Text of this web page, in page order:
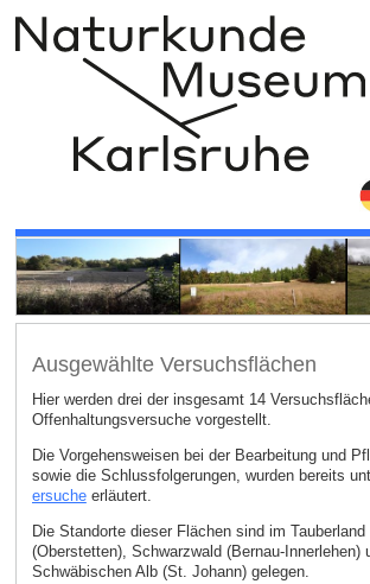
Ausgewählte Versuchsflächen
Hier werden drei der insgesamt 14
Offenhaltungsversuche vorgestellt.
Die Vorgehensweisen bei der Bearbeitung und
sowie die Schlussfolgerungen, wurden bereits
ersucheerläutert.
Die Standorte dieser Flächen sind im Tauberland
(Oberstetten), Schwarzwald (Bernau-Innerlehen)
Schwäbischen Alb (St. Johann) gelegen.